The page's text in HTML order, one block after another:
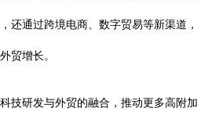
还通过跨境电商、数字贸易等新渠道，
贸增长。
技研发与外贸的融合，推动更多高附加